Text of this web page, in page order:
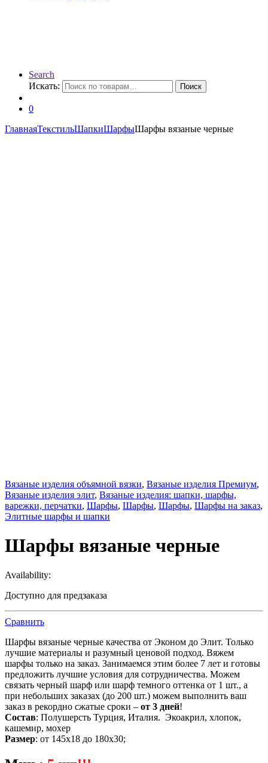
Search
Искать:
Поиск
0
ГлавнаяТекстильШапкиШарфыШарфы вязаные черные
Вязаные изделия объямной вязки, Вязаные изделия Премиум,
Вязаные изделия элит, Вязаные изделия: шапки, шарфы,
варежки, перчатки, Шарфы, Шарфы, Шарфы, Шарфы на заказ,
Элитные шарфы и шапки
Шарфы вязаные черные
Availability:
Доступно для предзаказа
Сравнить
Шарфы вязаные черные качества от Эконом до Элит. Только
лучшие материалы и разумный ценовой подход. Вяжем
шарфы только на заказ. Занимаемся этим более 7 лет и готовы
предложить лучшие условия для сотрудничества. Можем
связать черный шарф или шарф темного оттенка от 1 шт., а
при небольших заказах (до 200 шт.) можем выполнить ваш
заказ в рекордно сжатые сроки – от 3 дней!
Состав: Полушерсть Турция, Италия. Экоакрил, хлопок,
кашемир, мохер
Размер: от 145х18 до 180х30;